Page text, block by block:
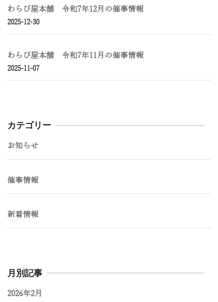
わらび屋本舗 令和7年12月の催事情報
2025-12-30
わらび屋本舗 令和7年11月の催事情報
2025-11-07
カテゴリー
お知らせ
催事情報
新着情報
月別記事
2026年2月